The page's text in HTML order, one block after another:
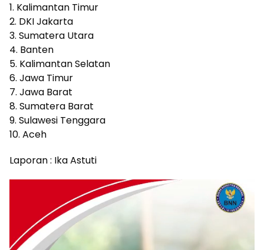
1. Kalimantan Timur
2. DKI Jakarta
3. Sumatera Utara
4. Banten
5. Kalimantan Selatan
6. Jawa Timur
7. Jawa Barat
8. Sumatera Barat
9. Sulawesi Tenggara
10. Aceh
Laporan : Ika Astuti